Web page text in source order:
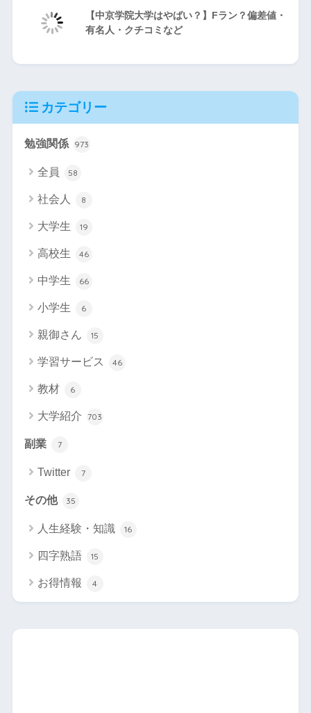
【中京学院大学はやばい？】Fラン？偏差値・
有名人・クチコミなど
カテゴリー
勉強関係 973
全員 58
社会人 8
大学生 19
高校生 46
中学生 66
小学生 6
親御さん 15
学習サービス 46
教材 6
大学紹介 703
副業 7
Twitter 7
その他 35
人生経験・知識 16
四字熟語 15
お得情報 4